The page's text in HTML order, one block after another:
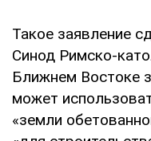
Такое заявление
Синод Римско-
Ближнем Востоке
может
«земли